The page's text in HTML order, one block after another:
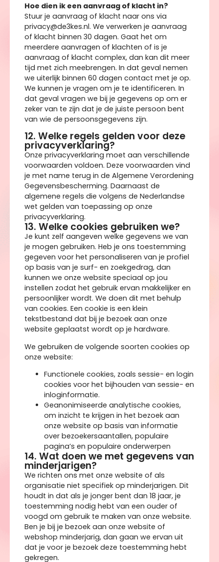
Hoe dien ik een aanvraag of klacht in?
Stuur je aanvraag of klacht naar ons via
privacy@de3kes.nl. We verwerken je aanvraag
of klacht binnen 30 dagen. Gaat het om
meerdere aanvragen of klachten of is je
aanvraag of klacht complex, dan kan dit meer
tijd met zich meebrengen. In dat geval nemen
we uiterlijk binnen 60 dagen contact met je op.
We kunnen je vragen om je te identificeren. In
dat geval vragen we bij je gegevens op om er
zeker van te zijn dat je de juiste persoon bent
van wie de persoonsgegevens zijn.
12. Welke regels gelden voor deze
privacyverklaring?
Onze privacyverklaring moet aan verschillende
voorwaarden voldoen. Deze voorwaarden vind
je met name terug in de Algemene Verordening
Gegevensbescherming. Daarnaast de
algemene regels die volgens de Nederlandse
wet gelden van toepassing op onze
privacyverklaring.
13. Welke cookies gebruiken we?
Je kunt zelf aangeven welke gegevens we van
je mogen gebruiken. Heb je ons toestemming
gegeven voor het personaliseren van je profiel
op basis van je surf- en zoekgedrag, dan
kunnen we onze website speciaal op jou
instellen zodat het gebruik ervan makkelijker en
persoonlijker wordt. We doen dit met behulp
van cookies. Een cookie is een klein
tekstbestand dat bij je bezoek aan onze
website geplaatst wordt op je hardware.
We gebruiken de volgende soorten cookies op
onze website:
Functionele cookies, zoals sessie- en login
cookies voor het bijhouden van sessie- en
inloginformatie.
Geanonimiseerde analytische cookies,
om inzicht te krijgen in het bezoek aan
onze website op basis van informatie
over bezoekersaantallen, populaire
pagina’s en populaire onderwerpen
14. Wat doen we met gegevens van
minderjarigen?
We richten ons met onze website of als
organisatie niet specifiek op minderjarigen. Dit
houdt in dat als je jonger bent dan 18 jaar, je
toestemming nodig hebt van een ouder of
voogd om gebruik te maken van onze website.
Ben je bij je bezoek aan onze website of
webshop minderjarig, dan gaan we ervan uit
dat je voor je bezoek deze toestemming hebt
gekregen.